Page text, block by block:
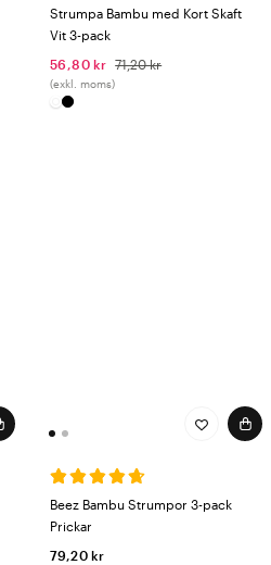
Strumpa Bambu med Kort Skaft
Vit 3-pack
56,80 kr 71,20 kr
(exkl. moms)
Beez Bambu Strumpor 3-pack
Prickar
79,20 kr